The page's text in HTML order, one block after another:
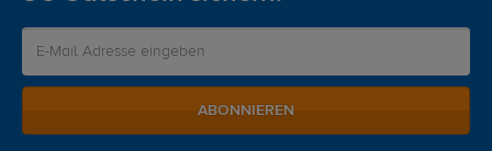
ABONNIEREN